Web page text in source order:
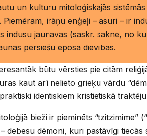
un kulturu mitoloģiskajās
Piemēram, irāņu enģeļi – asuri – ir
indusu jaunavas (saskr. sakne, no
persiešu eposa dievības.
būtu vērsties pie citām
kaut arī nelieto grieķu vārdu
identiskiem kristietiskā
bieži ir pieminēts “tzitzimime”
debesu dēmoni, kuri pastāvīgi tiecās